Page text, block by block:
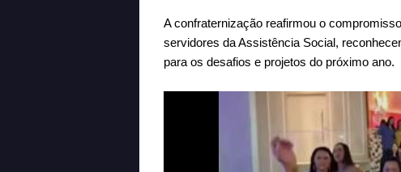
A confraternização reafirmou o
servidores da Assistência Social,
para os desafios e projetos do próximo ano.